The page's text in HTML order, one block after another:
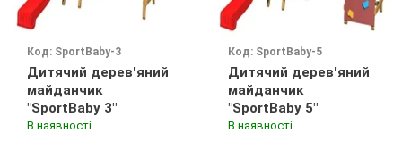
Код: SportBaby-3
Дитячий дерев'яний
майданчик
"SportBaby 3"
В наявності
Код: SportBaby-5
Дитячий дерев'яний
майданчик
"SportBaby 5"
В наявності